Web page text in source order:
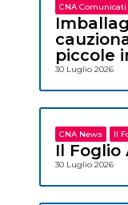
CNA
piccole
30 Luglio 2026
CNA News Il
Il Foglio
30 Luglio 2026